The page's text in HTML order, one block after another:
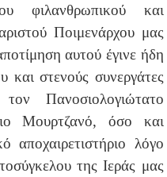
φιλανθρωπικού και
Ποιμενάρχου μας
αυτού έγινε ήδη
και στενούς συνεργάτες
Πανοσιολογιώτατο
Μουρτζανό, όσο και
αποχαιρετιστήριο λόγο
της Ιεράς μας